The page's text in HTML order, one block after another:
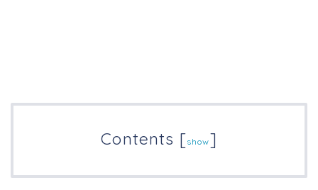
Contents [show]